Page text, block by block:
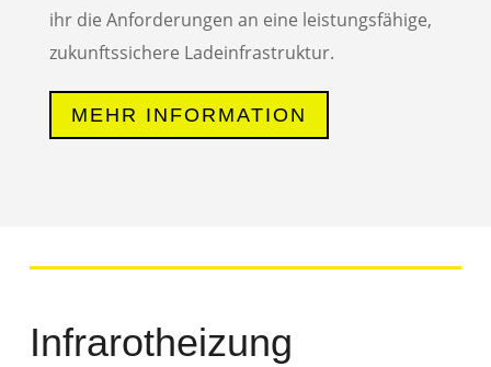
ihr die Anforderungen an eine leistungsfähige,
zukunftssichere Ladeinfrastruktur.
MEHR INFORMATION
Infrarotheizung